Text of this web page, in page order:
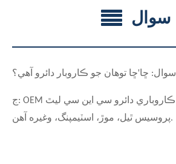
سوال
سوال: ڇا'ڇا توهان جو ڪاروبار دائرو آهي؟
ج: OEM سروس. اسان جو ڪاروباري دائرو سي اين سي ليٿ
پروسيس ٿيل، موڙ، اسٽيمپنگ، وغيره آهن.